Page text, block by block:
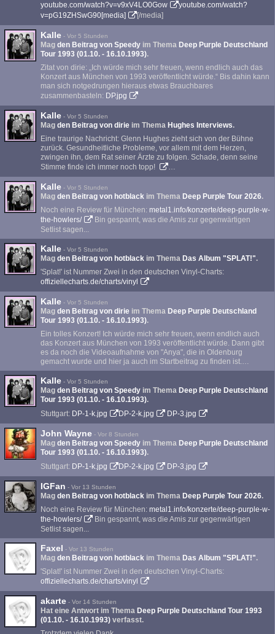
youtube.com/watch?v=v9xV4LO0Gow
youtube.com/watch?
v=pG19ZHSwG90[media]
[/media]
Kalle - Vor 5 Stunden
Mag den Beitrag von Speedy im Thema Deep Purple Deutschland
Tour 1993 (01.10. - 16.10.1993).
Zitat von dirie: „Ich würde mich sehr freuen, wenn endlich auch das
Konzert aus München von 1993 veröffentlicht würde.“ Bis dahin kann
man sich notgedrungen hieraus etwas Brauchbares
zusammenbasteln: DP.jpg
Kalle - Vor 5 Stunden
Mag den Beitrag von dirie im Thema Hughes Interviews.
Eine traurige Nachricht: Glenn Hughes zieht sich von der Bühne
zurück. Gesundheitliche Probleme, vor allem mit dem Herzen,
zwingen ihn, dem Rat seiner Ärzte zu folgen. Schade, denn seine
Stimme finde ich immer noch topp!
…
Kalle - Vor 5 Stunden
Mag den Beitrag von hotblack im Thema Deep Purple Tour 2026.
Noch eine Review für München: metal1.info/konzerte/deep-purple-w-
the-howlers/
Bin gespannt, was die Amis zur gegenwärtigen
Setlist sagen...
Kalle - Vor 5 Stunden
Mag den Beitrag von hotblack im Thema Das Album "SPLAT!".
'Splat!' ist Nummer Zwei in den deutschen Vinyl-Charts:
offiziellecharts.de/charts/vinyl
Kalle - Vor 5 Stunden
Mag den Beitrag von dirie im Thema Deep Purple Deutschland
Tour 1993 (01.10. - 16.10.1993).
Ein tolles Konzert! Ich würde mich sehr freuen, wenn endlich auch
das Konzert aus München von 1993 veröffentlicht würde. Dann gibt
es da noch die Videoaufnahme von "Anya", die in Oldenburg
gemacht wurde und hier ja auch im Startbeitrag zu finden ist.…
Kalle - Vor 5 Stunden
Mag den Beitrag von Speedy im Thema Deep Purple Deutschland
Tour 1993 (01.10. - 16.10.1993).
Stuttgart: DP-1-k.jpg DP-2-k.jpg DP-3.jpg
John Wayne - Vor 8 Stunden
Mag den Beitrag von Speedy im Thema Deep Purple Deutschland
Tour 1993 (01.10. - 16.10.1993).
Stuttgart: DP-1-k.jpg DP-2-k.jpg DP-3.jpg
IGFan - Vor 13 Stunden
Mag den Beitrag von hotblack im Thema Deep Purple Tour 2026.
Noch eine Review für München: metal1.info/konzerte/deep-purple-w-
the-howlers/
Bin gespannt, was die Amis zur gegenwärtigen
Setlist sagen...
Faxel - Vor 13 Stunden
Mag den Beitrag von hotblack im Thema Das Album "SPLAT!".
'Splat!' ist Nummer Zwei in den deutschen Vinyl-Charts:
offiziellecharts.de/charts/vinyl
akarte - Vor 14 Stunden
Hat eine Antwort im Thema Deep Purple Deutschland Tour 1993
(01.10. - 16.10.1993) verfasst.